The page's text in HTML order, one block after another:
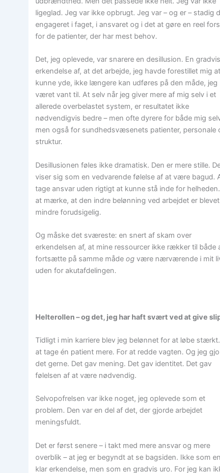
ligeglad. Jeg var ikke opbrugt. Jeg var – og er – stadig
engageret i faget, i ansvaret og i det at gøre en reel
for de patienter, der har mest behov.
Det, jeg oplevede, var snarere en desillusion. En
erkendelse af, at det arbejde, jeg havde forestillet mig
kunne yde, ikke længere kan udføres på den måde, jeg
været vant til. At selv når jeg giver mere af mig selv i et
allerede overbelastet system, er resultatet ikke
nødvendigvis bedre – men ofte dyrere for både mig
men også for sundhedsvæsenets patienter, personale
struktur.
Desillusionen føles ikke dramatisk. Den er mere stille.
viser sig som en vedvarende følelse af at være bagud.
tage ansvar uden rigtigt at kunne stå inde for
at mærke, at den indre belønning ved arbejdet er blevet
mindre forudsigelig.
Og måske det sværeste: en snert af skam over
erkendelsen af, at mine ressourcer ikke rækker til både
fortsætte på samme mådeog være nærværende i mit
uden for akutafdelingen.
Helterollen – og det, jeg har haft svært ved at give
Tidligt i min karriere blev jeg belønnet for at løbe
at tage én patient mere. For at redde vagten. Og jeg
det gerne. Det gav mening. Det gav identitet. Det gav
følelsen af at være nødvendig.
Selvopofrelsen var ikke noget, jeg oplevede som et
problem. Den var en del af det, der gjorde arbejdet
meningsfuldt.
Det er først senere – i takt med mere ansvar og mere
overblik – at jeg er begyndt at se bagsiden. Ikke som
klar erkendelse, men som en gradvis uro. For jeg kan